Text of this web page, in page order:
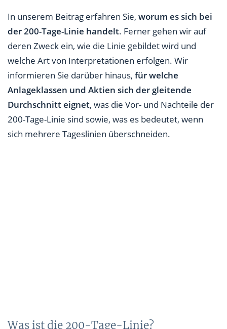
In unserem Beitrag erfahren Sie, worum es sich bei
der 200-Tage-Linie handelt. Ferner gehen wir auf
deren Zweck ein, wie die Linie gebildet wird und
welche Art von Interpretationen erfolgen. Wir
informieren Sie darüber hinaus, für welche
Anlageklassen und Aktien sich der gleitende
Durchschnitt eignet, was die Vor- und Nachteile der
200-Tage-Linie sind sowie, was es bedeutet, wenn
sich mehrere Tageslinien überschneiden.
Was ist die 200-Tage-Linie?